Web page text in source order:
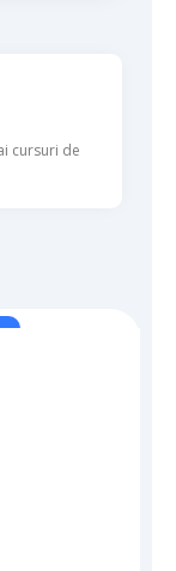
cursuri de